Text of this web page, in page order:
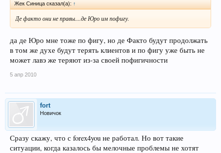
Жек Синица сказал(а): ↑
Де факто они не правы....де Юро им пофигу.
да де Юро мне тоже по фигу, но де Факто будут продолжать
в том же духе будут терять клиентов и по фигу уже быть не
может лавэ же теряют из-за своей пофигичности
5 апр 2010
fort
Новичок
Сразу скажу, что с forex4you не работал. Но вот такие
ситуации, когда казалось бы мелочные проблемы не хотят